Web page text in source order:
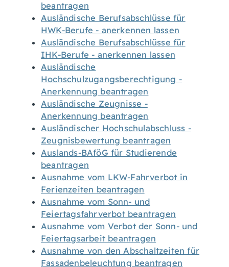
beantragen
Ausländische Berufsabschlüsse für
HWK-Berufe - anerkennen lassen
Ausländische Berufsabschlüsse für
IHK-Berufe - anerkennen lassen
Ausländische
Hochschulzugangsberechtigung -
Anerkennung beantragen
Ausländische Zeugnisse -
Anerkennung beantragen
Ausländischer Hochschulabschluss -
Zeugnisbewertung beantragen
Auslands-BAföG für Studierende
beantragen
Ausnahme vom LKW-Fahrverbot in
Ferienzeiten beantragen
Ausnahme vom Sonn- und
Feiertagsfahrverbot beantragen
Ausnahme vom Verbot der Sonn- und
Feiertagsarbeit beantragen
Ausnahme von den Abschaltzeiten für
Fassadenbeleuchtung beantragen